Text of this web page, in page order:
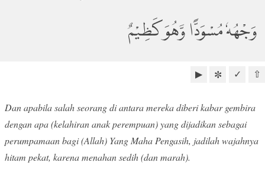
وَجْهُهٗ مُسْوَدًّا وَّهُوَ كَظِيْمٌ
⇧
✓
✼
▶
Dan apabila salah seorang di antara mereka diberi kabar gembira
dengan apa (kelahiran anak perempuan) yang dijadikan sebagai
perumpamaan bagi (Allah) Yang Maha Pengasih, jadilah wajahnya
hitam pekat, karena menahan sedih (dan marah).